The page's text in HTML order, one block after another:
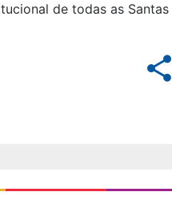
de todas as Santas
share